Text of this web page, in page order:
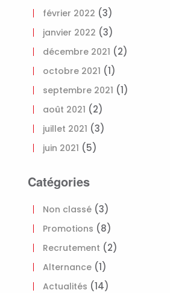
février 2022 (3)
janvier 2022 (3)
décembre 2021 (2)
octobre 2021 (1)
septembre 2021 (1)
août 2021 (2)
juillet 2021 (3)
juin 2021 (5)
Catégories
Non classé (3)
Promotions (8)
Recrutement (2)
Alternance (1)
Actualités (14)